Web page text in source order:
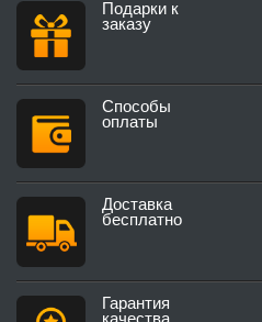
Подарки к
заказу
Способы
оплаты
Доставка
бесплатно
Гарантия
качества